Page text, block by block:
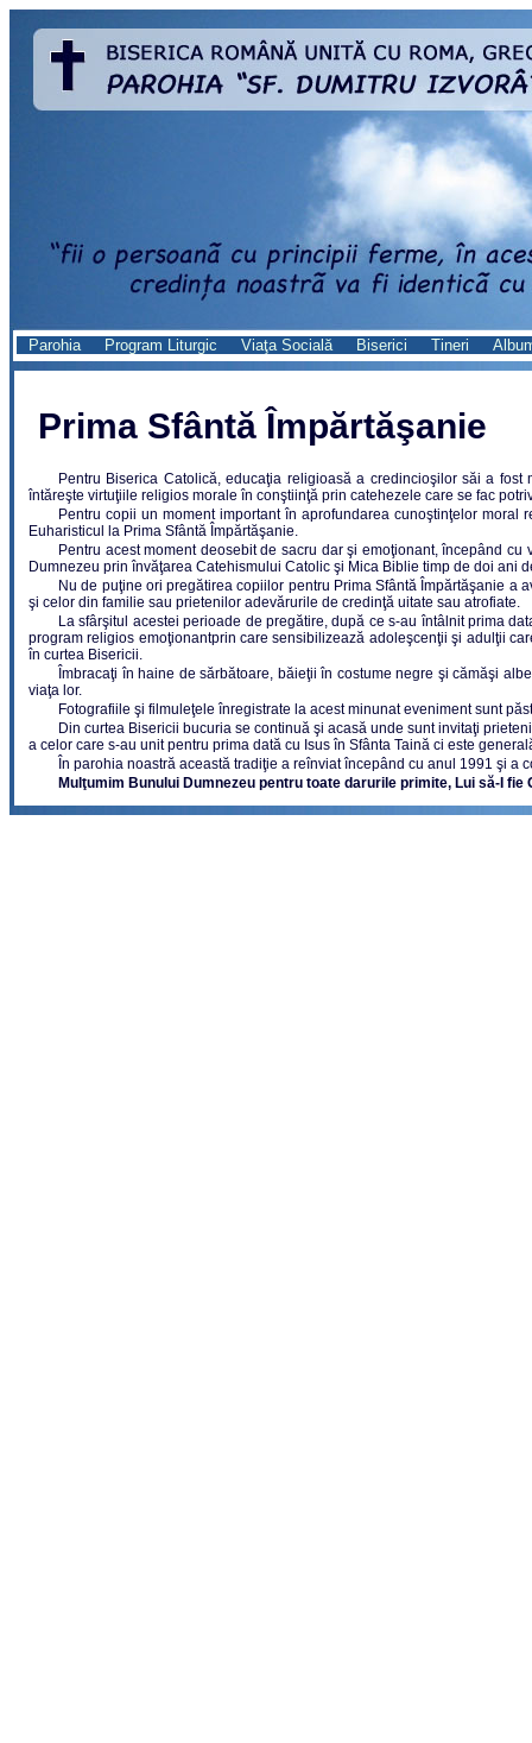
Parohia Program Liturgic Viaţa Socială Biserici Tineri
Prima Sfântă Împărtăşanie
Pentru Biserica Catolică, educaţia religioasă a credincioşilor săi a
întăreşte virtuţiile religios morale în conştiinţă prin catehezele care se fac
Pentru copii un moment important în aprofundarea cunoştinţelor
Euharisticul la Prima Sfântă Împărtăşanie.
Pentru acest moment deosebit de sacru dar şi emoţionant, începând
Dumnezeu prin învăţarea Catehismului Catolic şi Mica Biblie timp de doi ani
Nu de puţine ori pregătirea copiilor pentru Prima Sfântă Împărtăşanie
şi celor din familie sau prietenilor adevărurile de credinţă uitate sau atrofiate.
La sfârşitul acestei perioade de pregătire, după ce s-au întâlnit prima
program religios emoţionantprin care sensibilizează adoleşcenţii şi adulţii
în curtea Bisericii.
Îmbracaţi în haine de sărbătoare, băieţii în costume negre şi cămăşi
viaţa lor.
Fotografiile şi filmuleţele înregistrate la acest minunat eveniment sunt
Din curtea Bisericii bucuria se continuă şi acasă unde sunt invitaţi
a celor care s-au unit pentru prima dată cu Isus în Sfânta Taină ci este
În parohia noastră această tradiţie a reînviat începând cu anul 1991 şi a
Mulţumim Bunului Dumnezeu pentru toate darurile primite, Lui să-I